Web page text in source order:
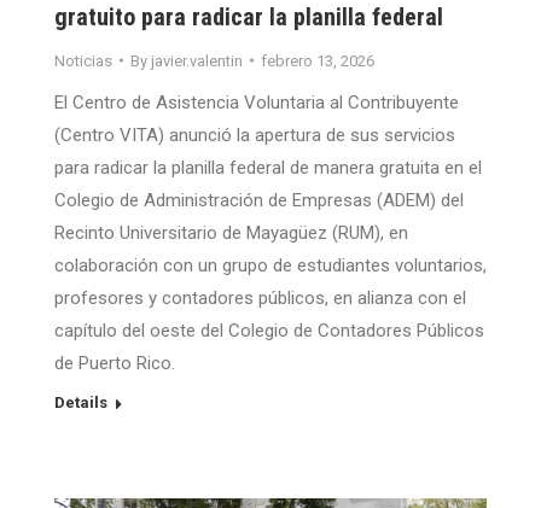
gratuito para radicar la planilla federal
Noticias By javier.valentin febrero 13, 2026
El Centro de Asistencia Voluntaria al Contribuyente
(Centro VITA) anunció la apertura de sus servicios
para radicar la planilla federal de manera gratuita en el
Colegio de Administración de Empresas (ADEM) del
Recinto Universitario de Mayagüez (RUM), en
colaboración con un grupo de estudiantes voluntarios,
profesores y contadores públicos, en alianza con el
capítulo del oeste del Colegio de Contadores Públicos
de Puerto Rico.
Details